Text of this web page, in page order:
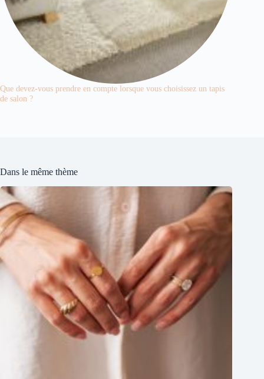
Que devez-vous prendre en compte lorsque vous choisissez un tapis
de salon ?
Dans le même thème